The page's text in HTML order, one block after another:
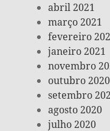
abril 2021
março 2021
fevereiro
janeiro 2021
novembro
outubro 2020
setembro
agosto 2020
julho 2020